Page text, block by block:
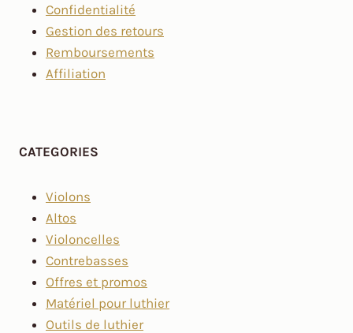
Confidentialité
Gestion des retours
Remboursements
Affiliation
CATEGORIES
Violons
Altos
Violoncelles
Contrebasses
Offres et promos
Matériel pour luthier
Outils de luthier